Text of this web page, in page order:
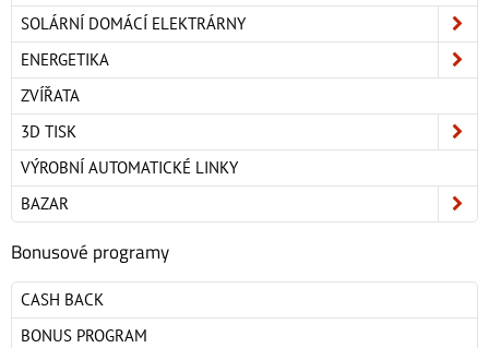
SOLÁRNÍ DOMÁCÍ ELEKTRÁRNY
ENERGETIKA
ZVÍŘATA
3D TISK
VÝROBNÍ AUTOMATICKÉ LINKY
BAZAR
Bonusové programy
CASH BACK
BONUS PROGRAM